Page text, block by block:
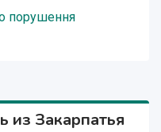
порушення
из Закарпатья